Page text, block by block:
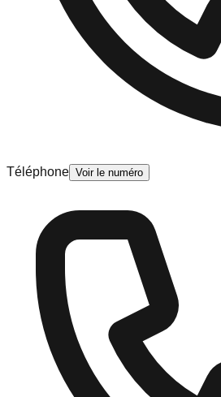
Téléphone Voir le numéro